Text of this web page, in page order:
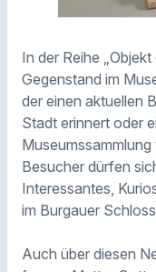
In der Reihe
Gegenstand im
der einen aktuellen
Stadt erinnert oder
Besucher dürfen
Interessantes,
im Burgauer
Auch über diesen